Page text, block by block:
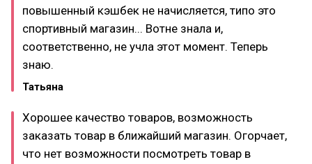
повышенный кэшбек не начисляется, типо это
спортивный магазин... Вотне знала и,
соответственно, не учла этот момент. Теперь
знаю.
Татьяна
Хорошее качество товаров, возможность
заказать товар в ближайший магазин. Огорчает,
что нет возможности посмотреть товар в